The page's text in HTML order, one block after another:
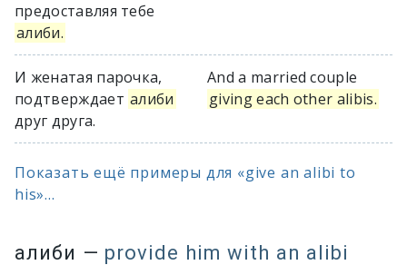
предоставляя тебе
алиби.
И женатая парочка,
подтверждает алиби
друг друга.
And a married couple
giving each other alibis.
Показать ещё примеры для «give an alibi to
his»...
алиби — provide him with an alibi